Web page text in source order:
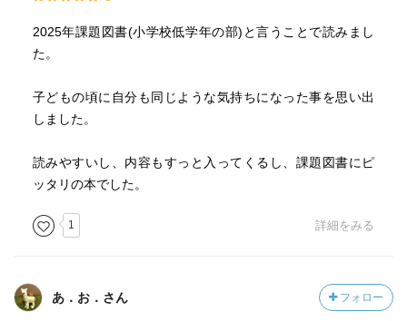
2025年課題図書(小学校低学年の部)と言うことで読みまし
た。
子どもの頃に自分も同じような気持ちになった事を思い出
しました。
読みやすいし、内容もすっと入ってくるし、課題図書にピ
ッタリの本でした。
1 詳細をみる
あ．お．さん フォロー